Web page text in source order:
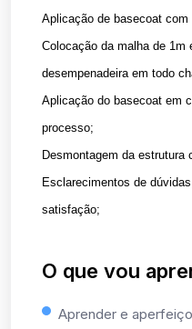
Aplicação de basecoat com
Colocação da malha de 1m
desempenadeira em todo
Aplicação do basecoat em
processo;
Desmontagem da estrutura
Esclarecimentos de
satisfação;
O que vou
Aprender e